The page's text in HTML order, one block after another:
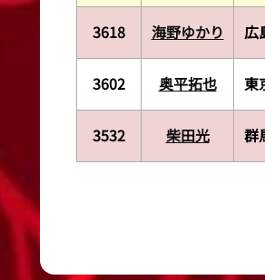
3618 海野ゆかり 広
3602 奥平拓也 東
3532 柴田光 群